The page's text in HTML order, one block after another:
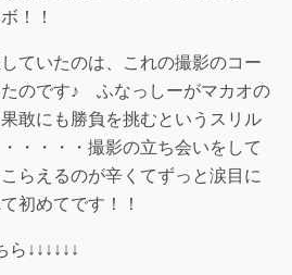
！！
ていたのは、これの撮影のコー
のです♪ ふなっしーがマカオの
敢にも勝負を挑むというスリル
・・・・撮影の立ち会いをして
らえるのが辛くてずっと涙目に
初めてです！！
ら↓↓↓↓↓↓